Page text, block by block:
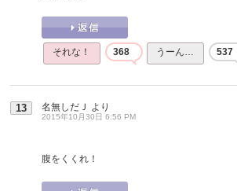
それな！ 368 うーん… 537
13 名無しだＪ より
2015年10月30日 6:56 PM
腹をくくれ！